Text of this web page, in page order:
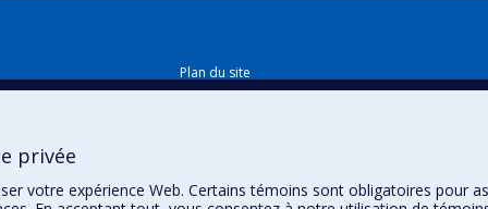
Plan du site
privée
votre expérience Web. Certains témoins sont obligatoires pour